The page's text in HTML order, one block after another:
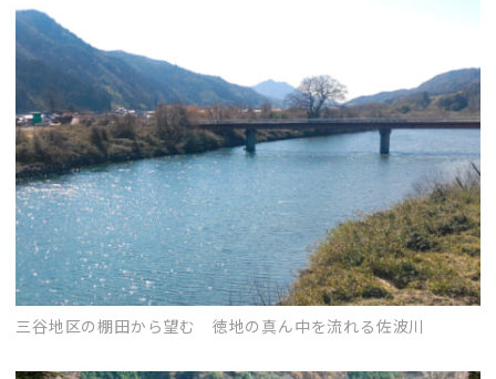
三谷地区の棚田から望む 徳地の真ん中を流れる佐波川